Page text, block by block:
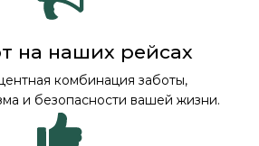
на наших рейсах
комбинация заботы,
и безопасности вашей жизни.